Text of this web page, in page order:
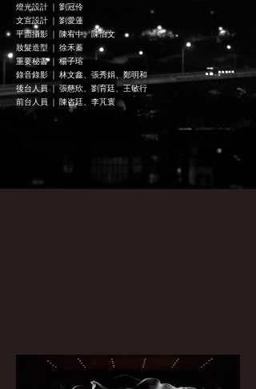
燈光設計 ｜ 劉冠伶
文宣設計 ｜ 劉愛蓮
平面攝影 ｜ 陳宥中、陳怡文
妝髮造型 ｜ 徐禾蓁
重要秘書 ｜ 楊子瑢
錄音錄影 ｜ 林文鑫、張秀娟、鄭明和
後台人員 ｜ 張慈欣、劉育廷、王敏行
前台人員 ｜ 陳咨廷、李芃寰